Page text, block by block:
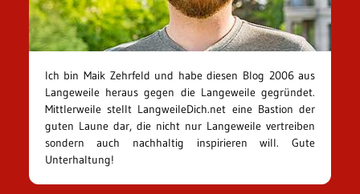
Ich bin Maik Zehrfeld und habe diesen Blog 2006 aus
Langeweile heraus gegen die Langeweile gegründet.
Mittlerweile stellt LangweileDich.net eine Bastion der
guten Laune dar, die nicht nur Langeweile vertreiben
sondern auch nachhaltig inspirieren will. Gute
Unterhaltung!